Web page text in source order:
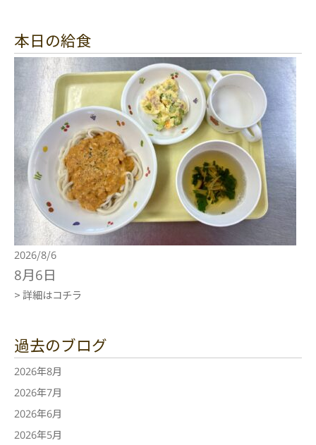
本日の給食
2026/8/6
8月6日
> 詳細はコチラ
過去のブログ
2026年8月
2026年7月
2026年6月
2026年5月